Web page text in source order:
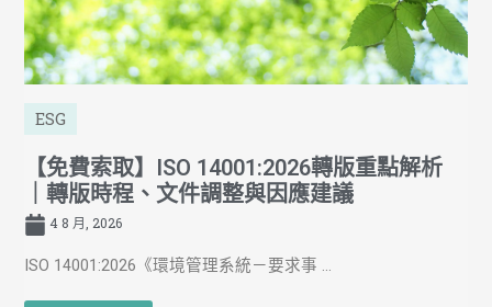
ESG
【免費索取】ISO 14001:2026轉版重點解析
｜轉版時程、文件調整與因應建議
4 8 月, 2026
ISO 14001:2026《環境管理系統－要求事 ...